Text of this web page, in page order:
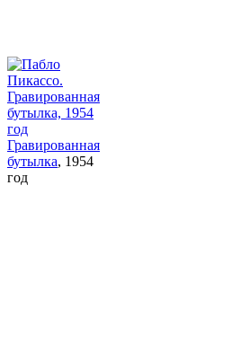
Гравированная
бутылка, 1954
год